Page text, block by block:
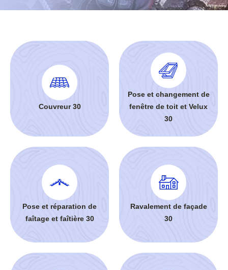
Couvreur 30
Pose et changement de
fenêtre de toit et Velux
30
Pose et réparation de
faîtage et faîtière 30
Ravalement de façade
30